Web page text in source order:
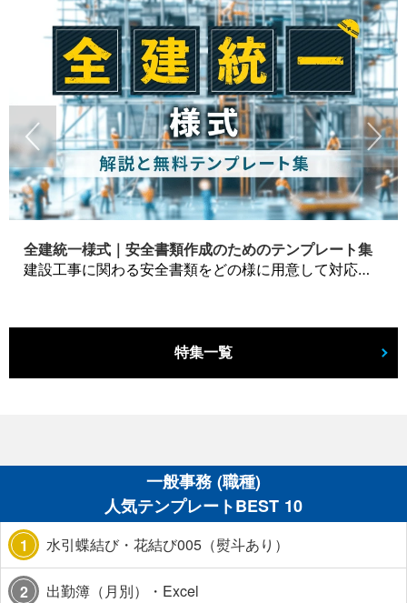
全建統一様式｜安全書類作成のためのテンプレート集
建設工事に関わる安全書類をどの様に用意して対応するか？関連書式テンプレートから書き方の注意点などの役立つコラムをbizoceanがお届けします。
特集一覧
一般事務 (職種)
人気テンプレートBEST 10
1 水引蝶結び・花結び005（熨斗あり）
2 出勤簿（月別）・Excel